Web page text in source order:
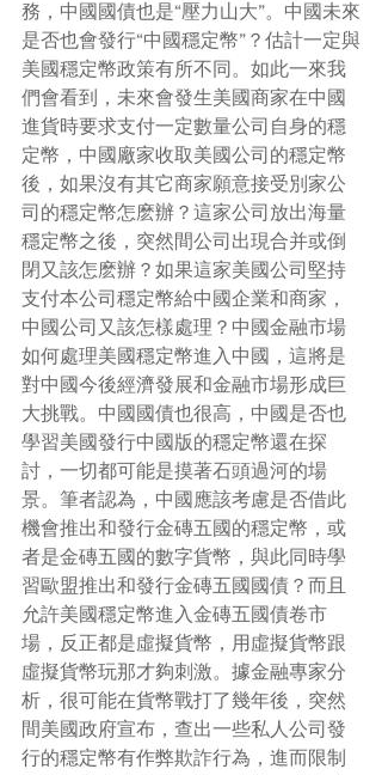
務，中國國債也是“壓力山大”。中國未來
是否也會發行“中國穩定幣”？估計一定與
美國穩定幣政策有所不同。如此一來我
們會看到，未來會發生美國商家在中國
進貨時要求支付一定數量公司自身的穩
定幣，中國廠家收取美國公司的穩定幣
後，如果沒有其它商家願意接受別家公
司的穩定幣怎麽辦？這家公司放出海量
穩定幣之後，突然間公司出現合并或倒
閉又該怎麽辦？如果這家美國公司堅持
支付本公司穩定幣給中國企業和商家，
中國公司又該怎樣處理？中國金融市場
如何處理美國穩定幣進入中國，這將是
對中國今後經濟發展和金融市場形成巨
大挑戰。中國國債也很高，中國是否也
學習美國發行中國版的穩定幣還在探
討，一切都可能是摸著石頭過河的場
景。筆者認為，中國應該考慮是否借此
機會推出和發行金磚五國的穩定幣，或
者是金磚五國的數字貨幣，與此同時學
習歐盟推出和發行金磚五國國債？而且
允許美國穩定幣進入金磚五國債卷市
場，反正都是虛擬貨幣，用虛擬貨幣跟
虛擬貨幣玩那才夠刺激。據金融專家分
析，很可能在貨幣戰打了幾年後，突然
間美國政府宣布，查出一些私人公司發
行的穩定幣有作弊欺詐行為，進而限制